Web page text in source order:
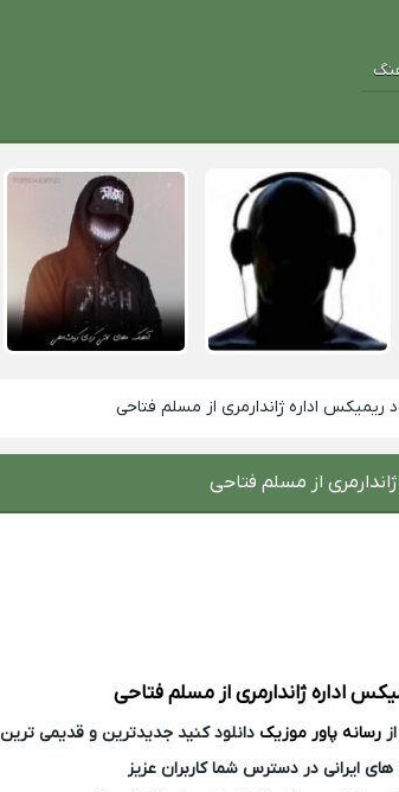
ریمیکس اداره ژاندارمری از مسلم فتاحی
از مسلم فتاحی
اداره ژاندارمری ازمسلم فتاحی
رسانه پاور موزیک دانلود کنید جدیدترین و قدیمی ترین
ایرانی در دسترس شما کاربران عزیز